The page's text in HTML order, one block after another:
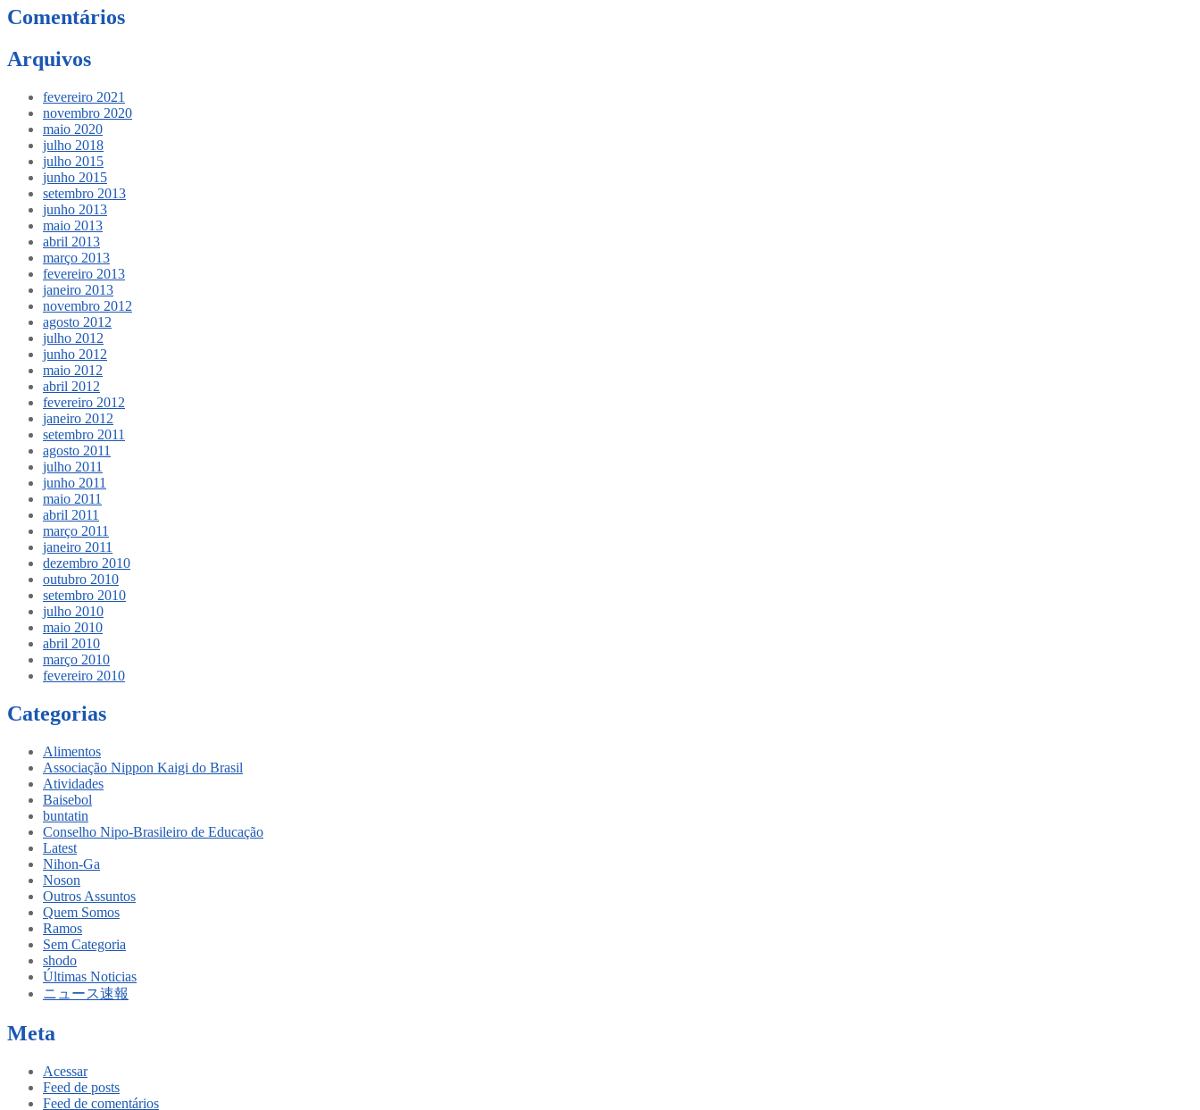
Comentários
Arquivos
fevereiro 2021
novembro 2020
maio 2020
julho 2018
julho 2015
junho 2015
setembro 2013
junho 2013
maio 2013
abril 2013
março 2013
fevereiro 2013
janeiro 2013
novembro 2012
agosto 2012
julho 2012
junho 2012
maio 2012
abril 2012
fevereiro 2012
janeiro 2012
setembro 2011
agosto 2011
julho 2011
junho 2011
maio 2011
abril 2011
março 2011
janeiro 2011
dezembro 2010
outubro 2010
setembro 2010
julho 2010
maio 2010
abril 2010
março 2010
fevereiro 2010
Categorias
Alimentos
Associação Nippon Kaigi do Brasil
Atividades
Baisebol
buntatin
Conselho Nipo-Brasileiro de Educação
Latest
Nihon-Ga
Noson
Outros Assuntos
Quem Somos
Ramos
Sem Categoria
shodo
Últimas Noticias
ニュース速報
Meta
Acessar
Feed de posts
Feed de comentários